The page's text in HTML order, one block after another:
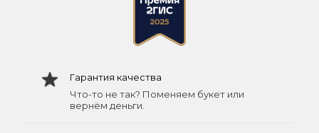
Гарантия качества
Что-то не так? Поменяем букет или
вернём деньги.